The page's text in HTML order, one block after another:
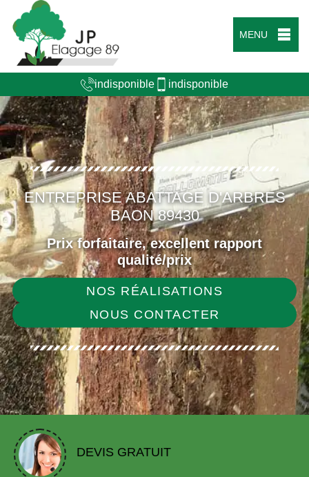
MENU
indisponible indisponible
ENTREPRISE ABATTAGE D'ARBRES
BAON 89430
Prix forfaitaire, excellent rapport
qualité/prix
NOS RÉALISATIONS
NOUS CONTACTER
DEVIS GRATUIT